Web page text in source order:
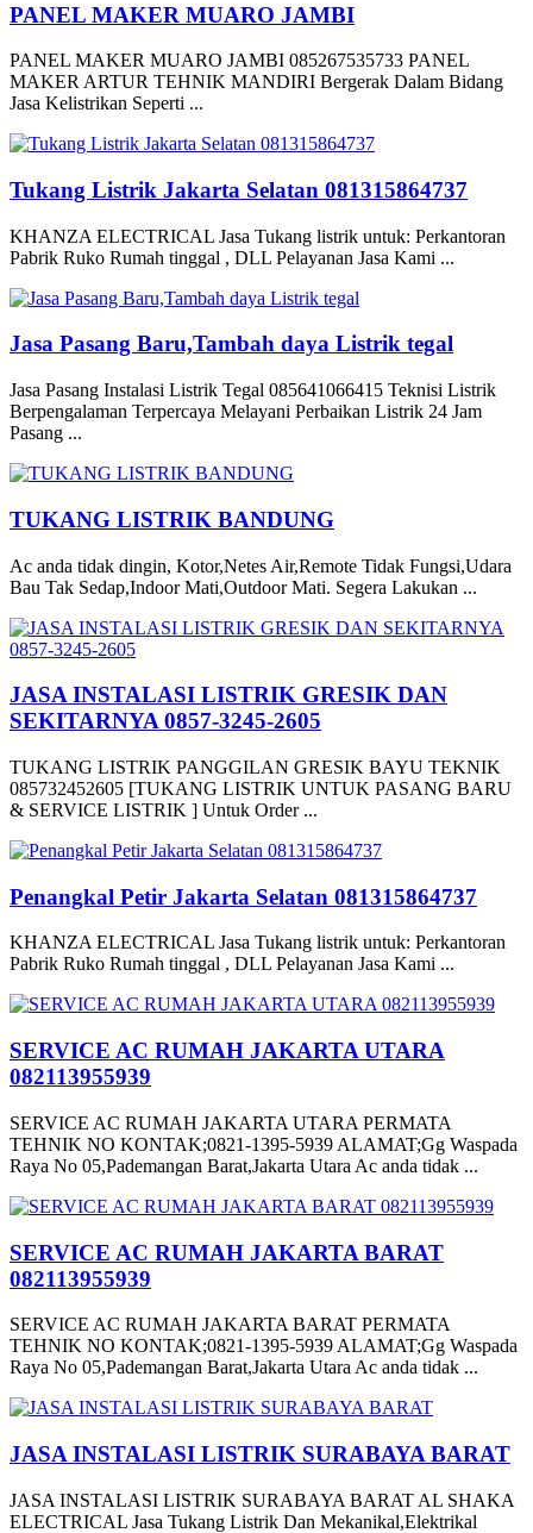
PANEL MAKER MUARO JAMBI
PANEL MAKER MUARO JAMBI 085267535733 PANEL
MAKER ARTUR TEHNIK MANDIRI Bergerak Dalam Bidang
Jasa Kelistrikan Seperti ...
Tukang Listrik Jakarta Selatan 081315864737
KHANZA ELECTRICAL Jasa Tukang listrik untuk: Perkantoran
Pabrik Ruko Rumah tinggal , DLL Pelayanan Jasa Kami ...
Jasa Pasang Baru,Tambah daya Listrik tegal
Jasa Pasang Instalasi Listrik Tegal 085641066415 Teknisi Listrik
Berpengalaman Terpercaya Melayani Perbaikan Listrik 24 Jam
Pasang ...
TUKANG LISTRIK BANDUNG
Ac anda tidak dingin, Kotor,Netes Air,Remote Tidak Fungsi,Udara
Bau Tak Sedap,Indoor Mati,Outdoor Mati. Segera Lakukan ...
JASA INSTALASI LISTRIK GRESIK DAN
SEKITARNYA 0857-3245-2605
TUKANG LISTRIK PANGGILAN GRESIK BAYU TEKNIK
085732452605 [TUKANG LISTRIK UNTUK PASANG BARU
& SERVICE LISTRIK ] Untuk Order ...
Penangkal Petir Jakarta Selatan 081315864737
KHANZA ELECTRICAL Jasa Tukang listrik untuk: Perkantoran
Pabrik Ruko Rumah tinggal , DLL Pelayanan Jasa Kami ...
SERVICE AC RUMAH JAKARTA UTARA
082113955939
SERVICE AC RUMAH JAKARTA UTARA PERMATA
TEHNIK NO KONTAK;0821-1395-5939 ALAMAT;Gg Waspada
Raya No 05,Pademangan Barat,Jakarta Utara Ac anda tidak ...
SERVICE AC RUMAH JAKARTA BARAT
082113955939
SERVICE AC RUMAH JAKARTA BARAT PERMATA
TEHNIK NO KONTAK;0821-1395-5939 ALAMAT;Gg Waspada
Raya No 05,Pademangan Barat,Jakarta Utara Ac anda tidak ...
JASA INSTALASI LISTRIK SURABAYA BARAT
JASA INSTALASI LISTRIK SURABAYA BARAT AL SHAKA
ELECTRICAL Jasa Tukang Listrik Dan Mekanikal,Elektrikal